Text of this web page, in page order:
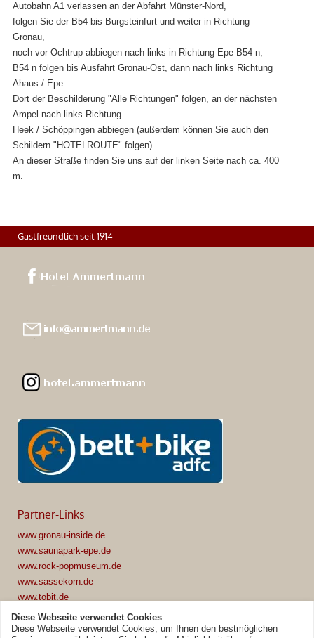
Autobahn A1 verlassen an der Abfahrt Münster-Nord,
folgen Sie der B54 bis Burgsteinfurt und weiter in Richtung
Gronau,
noch vor Ochtrup abbiegen nach links in Richtung Epe B54 n,
B54 n folgen bis Ausfahrt Gronau-Ost, dann nach links Richtung
Ahaus / Epe.
Dort der Beschilderung "Alle Richtungen" folgen, an der nächsten
Ampel nach links Richtung
Heek / Schöppingen abbiegen (außerdem können Sie auch den
Schildern "HOTELROUTE" folgen).
An dieser Straße finden Sie uns auf der linken Seite nach ca. 400
m.
Gastfreundlich seit 1914
Partner-Links
www.gronau-inside.de
www.saunapark-epe.de
www.rock-popmuseum.de
www.sassekorn.de
www.tobit.de
www.dorf-muensterland.de
www.emsflower.de
Diese Webseite verwendet Cookies
Diese Webseite verwendet Cookies, um Ihnen den bestmöglichen